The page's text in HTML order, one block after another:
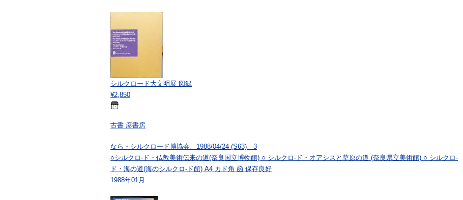
シルクロード大文明展 図録
¥2,850
古書 彦書房
なら・シルクロード博協会、1988/04/24 (S63)、3
○シルクロ-ド・仏教美術伝来の道(奈良国立博物館) ○ シルクロ-ド・オアシスと草原の道 (奈良県立美術館) ○ シルクロ-
ド・海の道(海のシルクロ-ド館) A4 カド角 函 保存良好
1988年01月